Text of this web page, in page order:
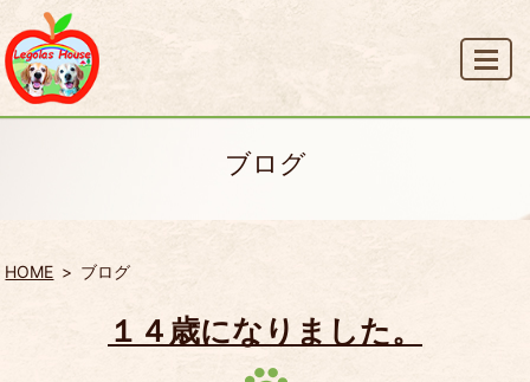
ブログ
HOME ブログ
１４歳になりました。